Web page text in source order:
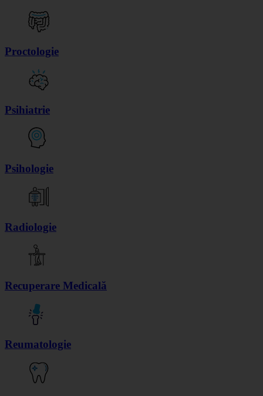
Proctologie
Psihiatrie
Psihologie
Radiologie
Recuperare Medicală
Reumatologie